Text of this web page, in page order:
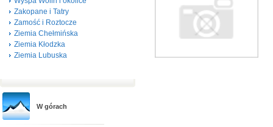
Zakopane i Tatry
Zamość i Roztocze
Ziemia Chełmińska
Ziemia Kłodzka
Ziemia Lubuska
W górach